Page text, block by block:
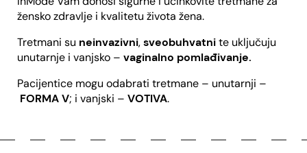
žensko zdravlje i kvalitetu života žena.
Tretmani su neinvazivni,sveobuhvatnite uključuju
unutarnje i vanjsko – vaginalno pomlađivanje.
Pacijentice mogu odabrati tretmane – unutarnji –
FORMA V; i vanjski – VOTIVA.